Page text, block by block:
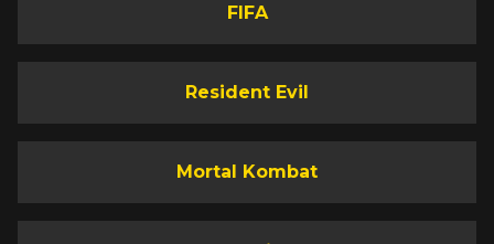
FIFA
Resident Evil
Mortal Kombat